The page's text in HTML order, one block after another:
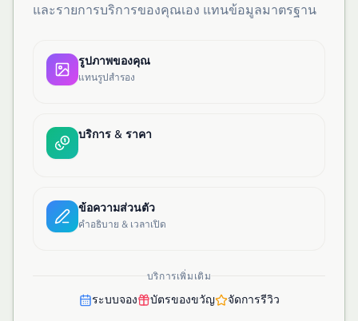
และรายการบริการของคุณเอง แทนข้อมูลมาตรฐาน
รูปภาพของคุณ
แทนรูปสำรอง
บริการ & ราคา
ข้อความส่วนตัว
คำอธิบาย & เวลาเปิด
บริการเพิ่มเติม
ระบบจอง บัตรของขวัญ จัดการรีวิว